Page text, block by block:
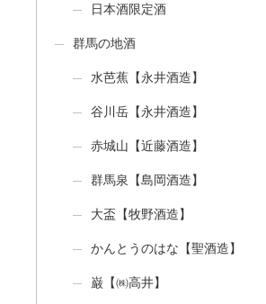
日本酒限定酒
群馬の地酒
水芭蕉【永井酒造】
谷川岳【永井酒造】
赤城山【近藤酒造】
群馬泉【島岡酒造】
大盃【牧野酒造】
かんとうのはな【聖酒造】
巌【㈱高井】